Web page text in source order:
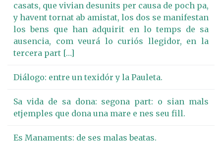
casats, que vivian desunits per causa de poch pa,
y havent tornat ab amistat, los dos se manifestan
los bens que han adquirit en lo temps de sa
ausencia, com veurá lo curiós llegidor, en la
tercera part […]
Diálogo: entre un texidór y la Pauleta.
Sa vida de sa dona: segona part: o sian mals
etjemples que dona una mare e nes seu fill.
Es Manaments: de ses malas beatas.